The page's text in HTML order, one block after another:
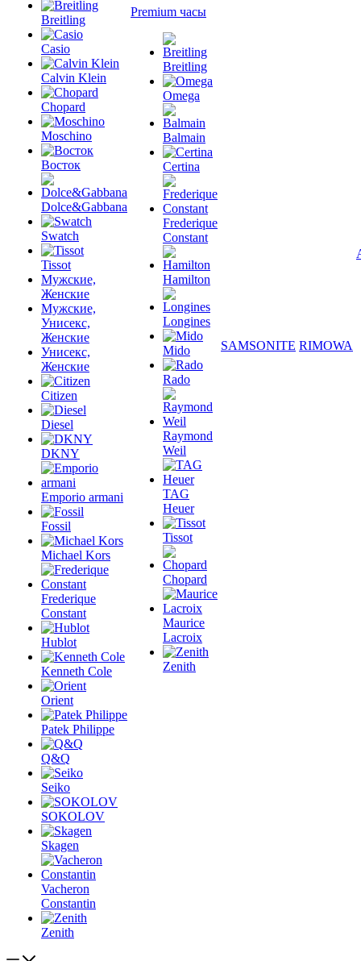
Breitling
Casio
Calvin Klein
Chopard
Moschino
Восток
Dolce&Gabbana
Swatch
Tissot
Мужские,
Женские
Мужские,
Унисекс,
Женские
Унисекс,
Женские
Citizen
Diesel
DKNY
Emporio armani
Fossil
Michael Kors
Frederique
Constant
Hublot
Kenneth Cole
Orient
Patek Philippe
Q&Q
Seiko
SOKOLOV
Skagen
Vacheron
Constantin
Zenith
Premium часы
Breitling
Omega
Balmain
Certina
Frederique
Constant
Hamilton
Longines
Mido
Rado
Raymond
Weil
TAG
Heuer
Tissot
Chopard
Maurice
Lacroix
Zenith
SAMSONITE RIMOWA